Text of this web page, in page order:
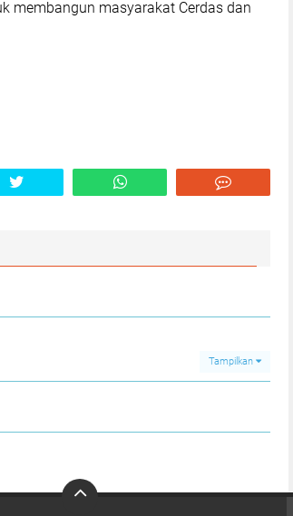
membangun masyarakat Cerdas dan
Tampilkan